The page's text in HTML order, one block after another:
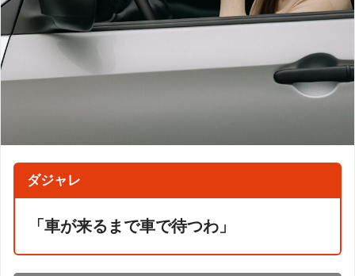
ダジャレ
「車が来るまで車で待つわ」